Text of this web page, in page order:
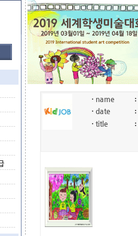
· name :
· date :
· title